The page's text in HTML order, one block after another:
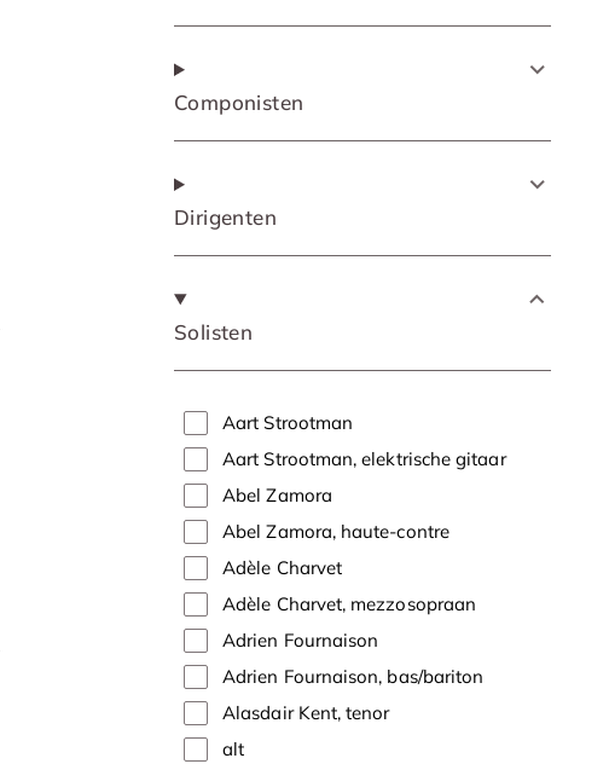
symfonie
vocaal
Componisten
Dirigenten
Solisten
Aart Strootman
Aart Strootman, elektrische gitaar
Abel Zamora
Abel Zamora, haute-contre
Adèle Charvet
Adèle Charvet, mezzosopraan
Adrien Fournaison
Adrien Fournaison, bas/bariton
Alasdair Kent, tenor
alt